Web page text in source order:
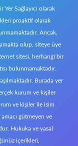
Sağlayıcı olarak
proaktif olarak
Ancak,
olup, siteye üye
sitesi, herhangi bir
bulunmamaktadır.
Burada yer
kurum ve kişiler
ve kişiler ile isim
gütmeyen ve
Hukuka ve yasal
içerikleri,